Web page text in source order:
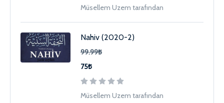
Müsellem Uzem tarafından
Nahiv (2020-2)
99.99₺
75₺
Müsellem Uzem tarafından